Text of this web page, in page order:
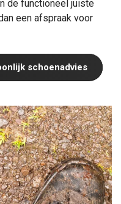
de functioneel juiste
een afspraak voor
schoenadvies